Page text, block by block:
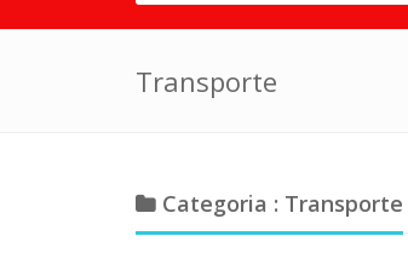
Transporte
Categoria : Transporte